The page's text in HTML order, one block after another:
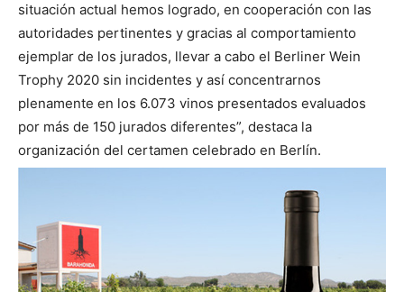
situación actual hemos logrado, en cooperación con las
autoridades pertinentes y gracias al comportamiento
ejemplar de los jurados, llevar a cabo el Berliner Wein
Trophy 2020 sin incidentes y así concentrarnos
plenamente en los 6.073 vinos presentados evaluados
por más de 150 jurados diferentes”, destaca la
organización del certamen celebrado en Berlín.